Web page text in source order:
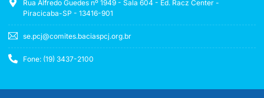
Rua Alfredo Guedes nº 1949 - Sala 604 - Ed. Racz Center -
Piracicaba-SP - 13416-901
se.pcj@comites.baciaspcj.org.br
Fone: (19) 3437-2100